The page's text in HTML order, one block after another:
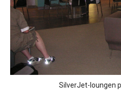
SilverJet-loungen